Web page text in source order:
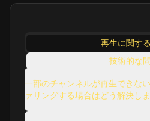
https://qvc-amd-
s/live/2034113/
Gem Shopping
再生に関す
技術的な
使用に関する
その他の一般
一部のチャンネルが再生できな
ァリングする場合はどう解決し